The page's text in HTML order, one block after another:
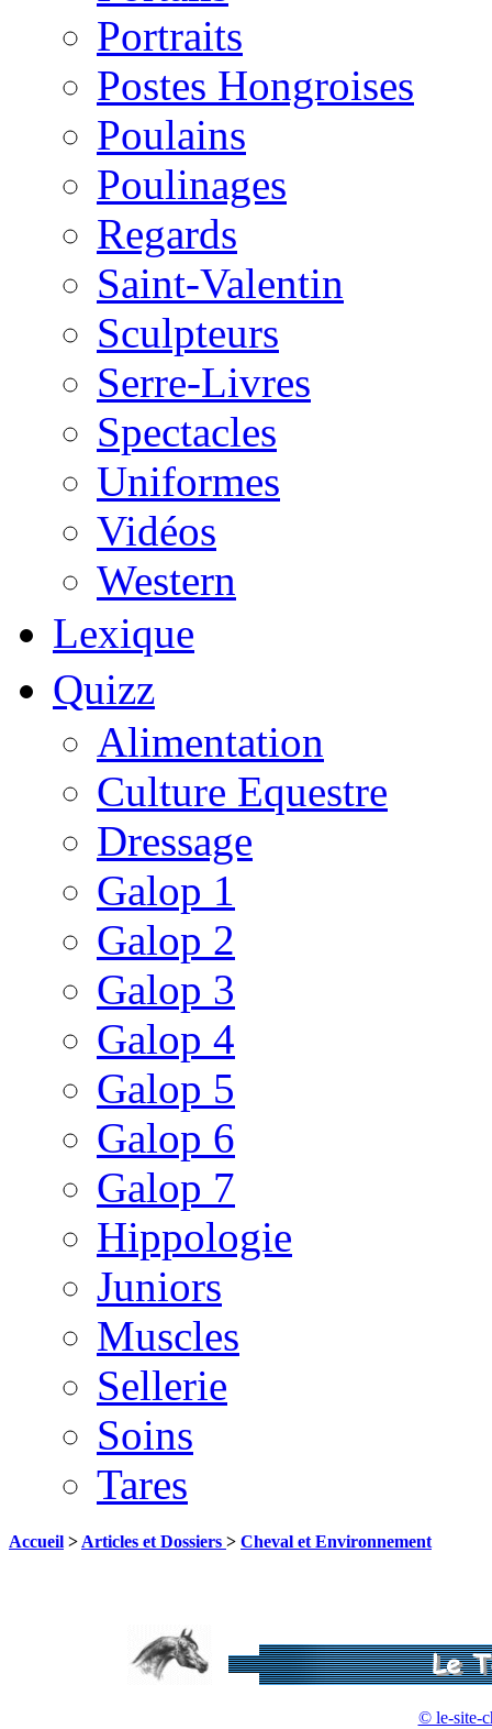
Portraits
Postes Hongroises
Poulains
Poulinages
Regards
Saint-Valentin
Sculpteurs
Serre-Livres
Spectacles
Uniformes
Vidéos
Western
Lexique
Quizz
Alimentation
Culture Equestre
Dressage
Galop 1
Galop 2
Galop 3
Galop 4
Galop 5
Galop 6
Galop 7
Hippologie
Juniors
Muscles
Sellerie
Soins
Tares
Accueil > Articles et Dossiers > Cheval et Environnement
© le-site-